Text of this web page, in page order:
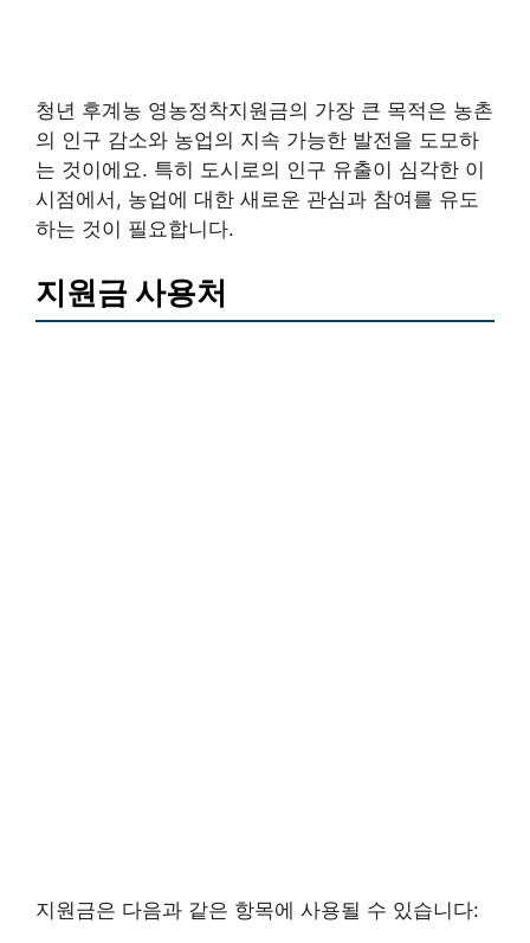
청년 후계농 영농정착지원금의 가장 큰 목적은 농촌
의 인구 감소와 농업의 지속 가능한 발전을 도모하
는 것이에요. 특히 도시로의 인구 유출이 심각한 이
시점에서, 농업에 대한 새로운 관심과 참여를 유도
하는 것이 필요합니다.
지원금 사용처
지원금은 다음과 같은 항목에 사용될 수 있습니다: